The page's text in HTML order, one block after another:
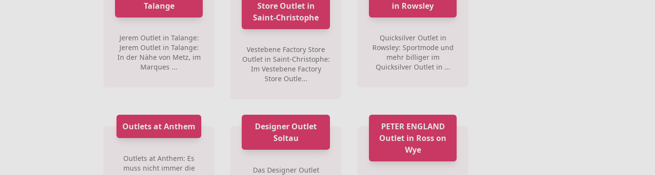
Talange
Jerem Outlet in Talange:
Jerem Outlet in Talange:
In der Nähe von Metz, im
Marques ...
Store Outlet in
Saint-Christophe
Vestebene Factory Store
Outlet in Saint-Christophe:
Im Vestebene Factory
Store Outle...
in Rowsley
Quicksilver Outlet in
Rowsley: Sportmode und
mehr billiger im
Quicksilver Outlet in ...
Outlets at Anthem
Outlets at Anthem: Es
muss nicht immer die
Designer Outlet
Soltau
Das Designer Outlet
PETER ENGLAND
Outlet in Ross on
Wye